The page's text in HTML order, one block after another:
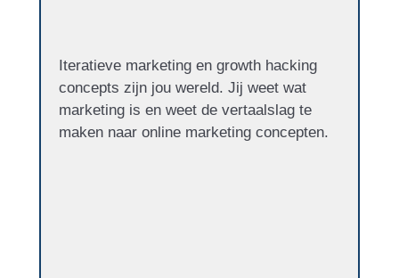
Iteratieve marketing en growth hacking
concepts zijn jou wereld. Jij weet wat
marketing is en weet de vertaalslag te
maken naar online marketing concepten.